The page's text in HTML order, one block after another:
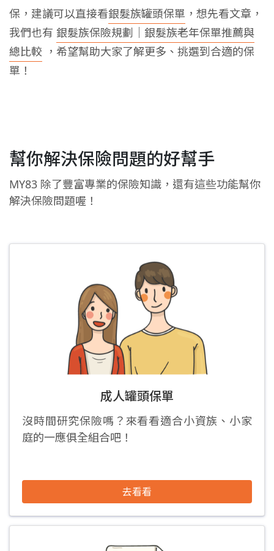
保，建議可以直接看銀髮族罐頭保單 ，想先看文章，
我們也有 銀髮族保險規劃｜銀髮族老年保單推薦與
總比較 ，希望幫助大家了解更多、挑選到合適的保
單！
幫你解決保險問題的好幫手
MY83 除了豐富專業的保險知識，還有這些功能幫你
解決保險問題喔！
成人罐頭保單
沒時間研究保險嗎？來看看適合小資族、小家
庭的一應俱全組合吧！
去看看